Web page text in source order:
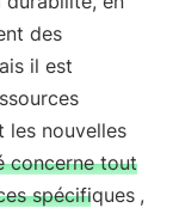
des
il est
les nouvelles
concerne tout
spécifiques ,